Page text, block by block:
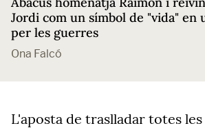
Jordi com un símbol de "vida" en
per les guerres
Ona Falcó
L'aposta de traslladar totes